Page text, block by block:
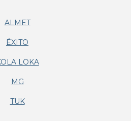
ALMET
ÉXITO
LOKA
MG
TUK